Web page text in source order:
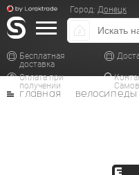
Город: Донецк
Бесплатная
доставка
Оплата при
получении
главная